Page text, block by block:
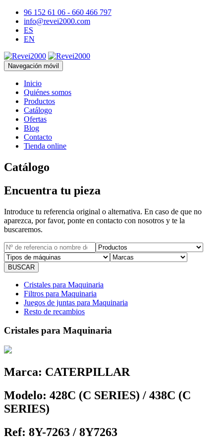
96 152 61 06 - 660 466 797
info@revei2000.com
ES
EN
Navegación móvil
Inicio
Quiénes somos
Productos
Catálogo
Ofertas
Blog
Contacto
Tienda online
Catálogo
Encuentra tu pieza
Introduce tu referencia original o alternativa. En caso de que no
aparezca, por favor, ponte en contacto con nosotros y te la
buscaremos.
Cristales para Maquinaria
Filtros para Maquinaria
Juegos de juntas para Maquinaria
Resto de recambios
Cristales para Maquinaria
Marca: CATERPILLAR
Modelo: 428C (C SERIES) / 438C (C
SERIES)
Ref: 8Y-7263 / 8Y7263